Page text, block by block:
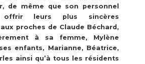
de même que son personnel
leurs plus sincères
proches de Claude Béchard,
à sa femme, Mylène
enfants, Marianne, Béatrice,
ainsi qu’à tous les résidents